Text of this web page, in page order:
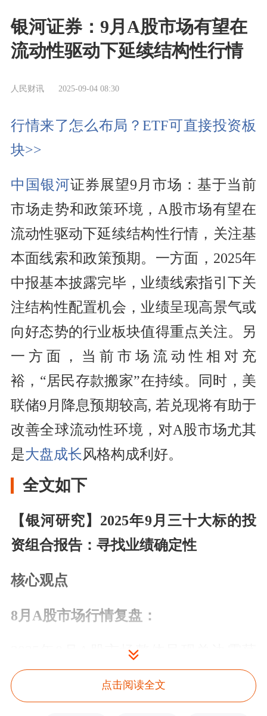
银河证券：9月A股市场有望在
流动性驱动下延续结构性行情
人民财讯 2025-09-04 08:30
行情来了怎么布局？ETF可直接投资板
块>>
中国银河证券展望9月市场：基于当前
市场走势和政策环境，A股市场有望在
流动性驱动下延续结构性行情，关注基
本面线索和政策预期。一方面，2025年
中报基本披露完毕，业绩线索指引下关
注结构性配置机会，业绩呈现高景气或
向好态势的行业板块值得重点关注。另
一方面，当前市场流动性相对充
裕，“居民存款搬家”在持续。同时，美
联储9月降息预期较高, 若兑现将有助于
改善全球流动性环境，对A股市场尤其
是大盘成长风格构成利好。
全文如下
【银河研究】2025年9月三十大标的投
资组合报告：寻找业绩确定性
核心观点
8月A股市场行情复盘：
2025年8月A股市场整体呈现单边震荡
上行态势，主要指数普遍上涨，市场交
投活跃。科创50、创业板指均涨超
点击阅读全文